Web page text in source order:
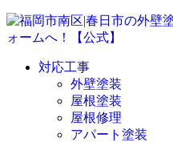
対応工事
外壁塗装
屋根塗装
屋根修理
アパート塗装